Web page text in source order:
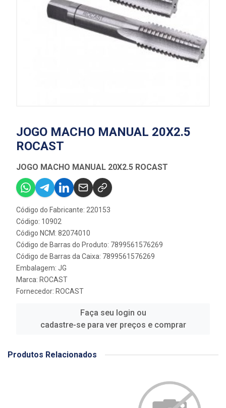
JOGO MACHO MANUAL 20X2.5
ROCAST
JOGO MACHO MANUAL 20X2.5 ROCAST
Código do Fabricante: 220153
Código: 10902
Código NCM: 82074010
Código de Barras do Produto: 7899561576269
Código de Barras da Caixa: 7899561576269
Embalagem: JG
Marca: ROCAST
Fornecedor: ROCAST
Faça seu login ou
cadastre-se para ver preços e comprar
Produtos Relacionados